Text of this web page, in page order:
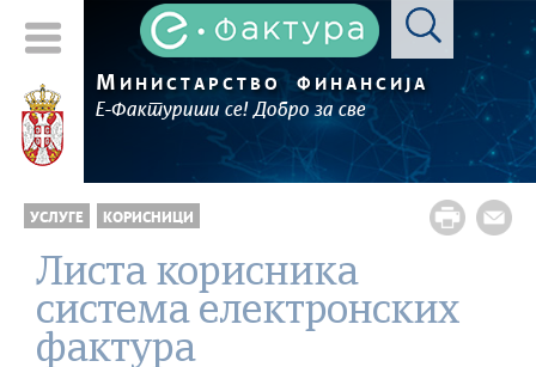
М ИНИСТАРСТВО ФИНАНСИЈА
Е-Фактуриши се! Добро за све
УСЛУГЕ КОРИСНИЦИ
Листа корисника
система електронских
фактура